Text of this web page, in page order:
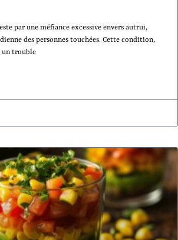
par une méfiance excessive envers autrui,
des personnes touchées. Cette condition,
un trouble